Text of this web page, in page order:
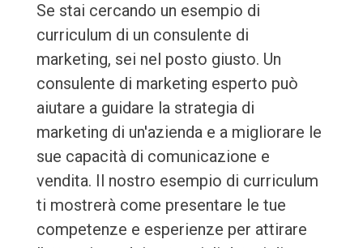
Se stai cercando un esempio di
curriculum di un consulente di
marketing, sei nel posto giusto. Un
consulente di marketing esperto può
aiutare a guidare la strategia di
marketing di un'azienda e a migliorare le
sue capacità di comunicazione e
vendita. Il nostro esempio di curriculum
ti mostrerà come presentare le tue
competenze e esperienze per attirare